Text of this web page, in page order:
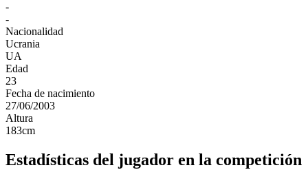
-
-
Nacionalidad
Ucrania
UA
Edad
23
Fecha de nacimiento
27/06/2003
Altura
183cm
Estadísticas del jugador en la competición